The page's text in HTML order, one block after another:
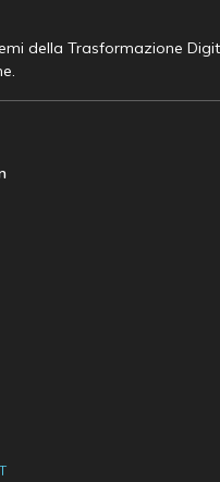
della Trasformazione